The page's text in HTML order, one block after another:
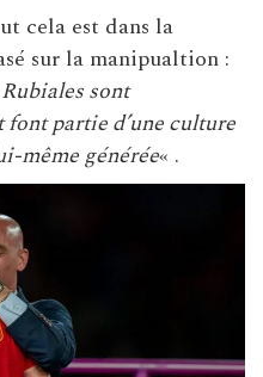
cela est dans la
sur la manipualtion :
sont
partie d’une culture
même générée« .